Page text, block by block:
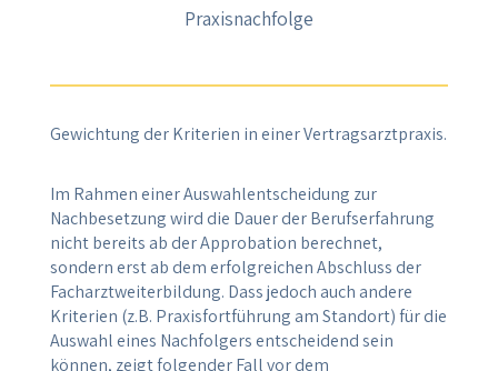
Praxisnachfolge
Gewichtung der Kriterien in einer Vertragsarztpraxis.
Im Rahmen einer Auswahlentscheidung zur
Nachbesetzung wird die Dauer der Berufserfahrung
nicht bereits ab der Approbation berechnet,
sondern erst ab dem erfolgreichen Abschluss der
Facharztweiterbildung. Dass jedoch auch andere
Kriterien (z.B. Praxisfortführung am Standort) für die
Auswahl eines Nachfolgers entscheidend sein
können, zeigt folgender Fall vor dem